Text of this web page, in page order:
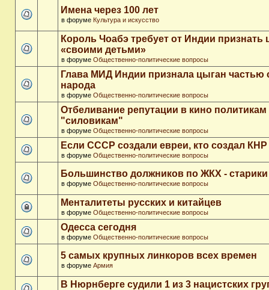
Имена через 100 лет
в форуме Культура и искусство
Король Чоабэ требует от Индии признать
«своими детьми»
в форуме Общественно-политические вопросы
Глава МИД Индии признала цыган частью
народа
в форуме Общественно-политические вопросы
Отбеливание репутации в кино политикам
"силовикам"
в форуме Общественно-политические вопросы
Если СССР создали евреи, кто создал
в форуме Общественно-политические вопросы
Большинство должников по ЖКХ - старики
в форуме Общественно-политические вопросы
Менталитеты русских и китайцев
в форуме Общественно-политические вопросы
Одесса сегодня
в форуме Общественно-политические вопросы
5 самых крупных линкоров всех времен
в форуме Армия
В Нюрнберге судили 1 из 3 нацистских